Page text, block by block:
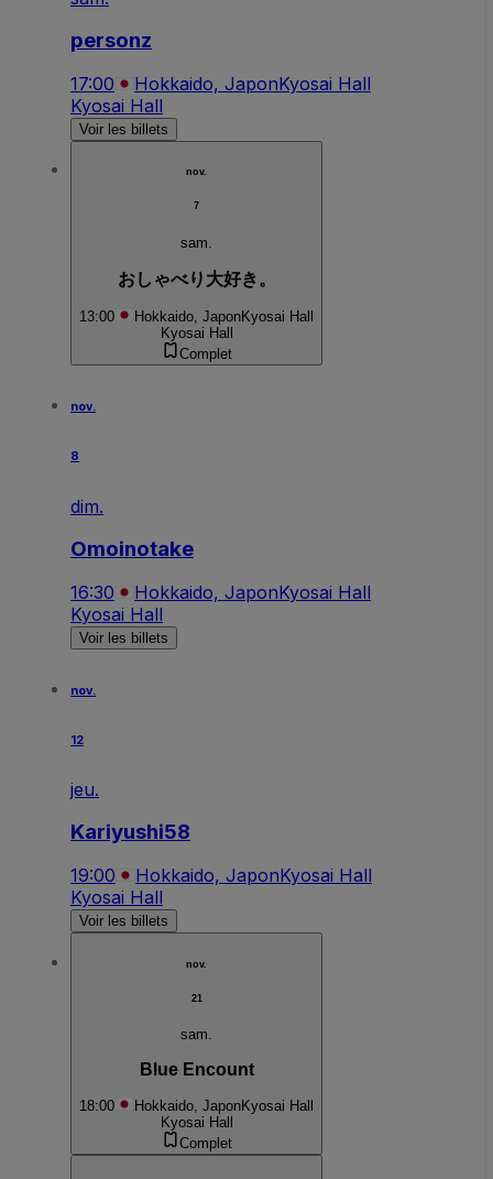
personz
17:00 Hokkaido, JaponKyosai Hall
Kyosai Hall
Voir les billets
nov.
7
sam.
おしゃべり大好き。
13:00 Hokkaido, JaponKyosai Hall
Kyosai Hall
Complet
nov.
8
dim.
Omoinotake
16:30 Hokkaido, JaponKyosai Hall
Kyosai Hall
Voir les billets
nov.
12
jeu.
Kariyushi58
19:00 Hokkaido, JaponKyosai Hall
Kyosai Hall
Voir les billets
nov.
21
sam.
Blue Encount
18:00 Hokkaido, JaponKyosai Hall
Kyosai Hall
Complet